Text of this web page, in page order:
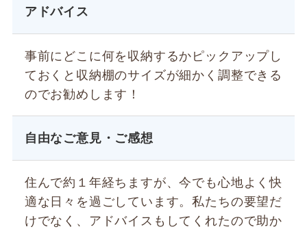
アドバイス
事前にどこに何を収納するかピックアップし
ておくと収納棚のサイズが細かく調整できる
のでお勧めします！
自由なご意見・ご感想
住んで約１年経ちますが、今でも心地よく快
適な日々を過ごしています。私たちの要望だ
けでなく、アドバイスもしてくれたので助か